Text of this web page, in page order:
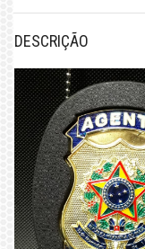
DESCRIÇÃO